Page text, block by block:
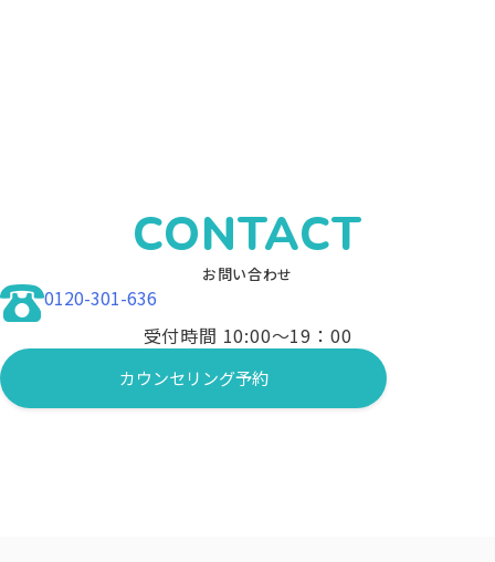
CONTACT
お問い合わせ
0120-301-636
受付時間 10:00〜19：00
カウンセリング予約